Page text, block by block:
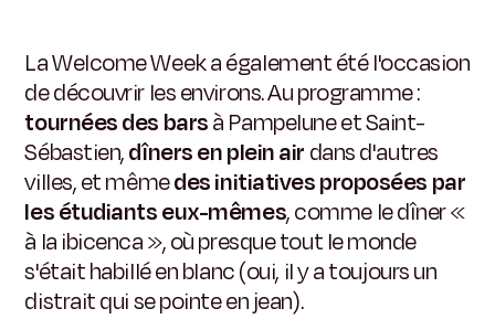
La Welcome Week a également été l'occasion
de découvrir les environs. Au programme :
tournées des barsà Pampelune et Saint-
Sébastien,dîners en plein air dans d'autres
villes, et mêmedes initiatives proposées par
les étudiants eux-mêmes, comme le dîner «
à la ibicenca », où presque tout le monde
s'était habillé en blanc (oui, il y a toujours un
distrait qui se pointe en jean).